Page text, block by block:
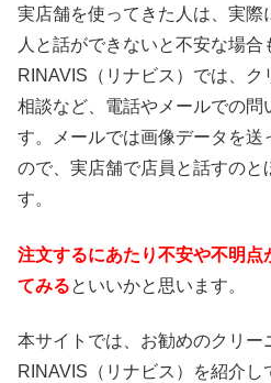
実店舗を使ってきた人は、実
人と話ができないと不安な場合
RINAVIS（リナビス）では、
相談など、電話やメールでの問
す。メールでは画像データを送
ので、実店舗で店員と話すのと
す。
注文するにあたり不安や不明点
てみるといいかと思います。
本サイトでは、お勧めのクリー
RINAVIS（リナビス）を紹介